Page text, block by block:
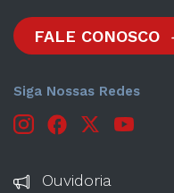
FALE CONOSCO
Siga Nossas Redes
Ouvidoria